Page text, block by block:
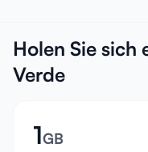
Über uns
Verdienen
Partner werden
Holen Sie sich
Verde
1GB